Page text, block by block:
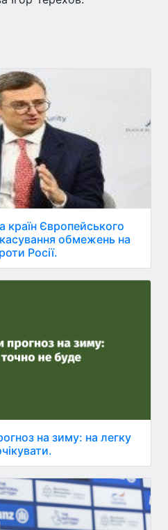
країн Європейського
обмежень на
Росії.
на зиму: на легку